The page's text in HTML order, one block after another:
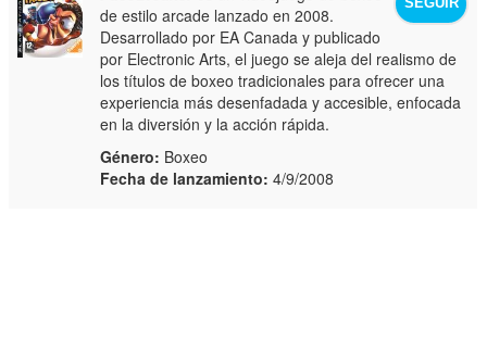
SEGUIR
de estilo arcade lanzado en 2008.
Desarrollado por EA Canada y publicado
por Electronic Arts, el juego se aleja del realismo de
los títulos de boxeo tradicionales para ofrecer una
experiencia más desenfadada y accesible, enfocada
en la diversión y la acción rápida.
Género: Boxeo
Fecha de lanzamiento: 4/9/2008